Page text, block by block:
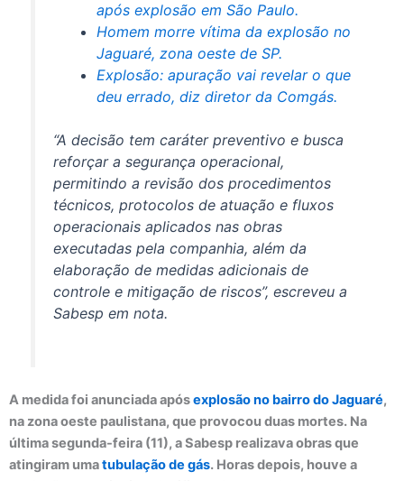
após explosão em São Paulo.
Homem morre vítima da explosão no
Jaguaré, zona oeste de SP.
Explosão: apuração vai revelar o que
deu errado, diz diretor da Comgás.
“A decisão tem caráter preventivo e busca
reforçar a segurança operacional,
permitindo a revisão dos procedimentos
técnicos, protocolos de atuação e fluxos
operacionais aplicados nas obras
executadas pela companhia, além da
elaboração de medidas adicionais de
controle e mitigação de riscos”, escreveu a
Sabesp em nota.
A medida foi anunciada apósexplosão no bairro do Jaguaré,
na zona oeste paulistana, que provocou duas mortes. Na
última segunda-feira (11), a Sabesp realizava obras que
atingiram umatubulação de gás. Horas depois, houve a